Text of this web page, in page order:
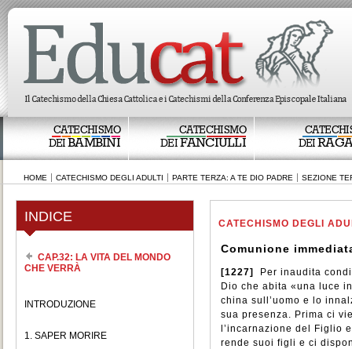
CATECHISMO
DEIBAMBINI
CATECHISMO
DEIFANCIULLI
DEI
HOME CATECHISMO DEGLI ADULTI PARTE TERZA: A TE DIO PADRE SEZIONE
INDICE
CAP.32: LA VITA DEL MONDO
CHE VERRÀ
INTRODUZIONE
1. SAPER MORIRE
CATECHISMO DEGLI
Comunione
[1227]
Per inaudita
Dio che abita «una luce
china sull’uomo e lo
sua presenza. Prima ci
l’incarnazione del Figlio
rende suoi figli e ci